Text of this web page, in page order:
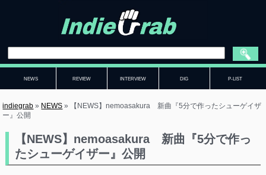
NEWS REVIEW INTERVIEW DIG P-LIST
indiegrab » NEWS »
【NEWS】nemoasakura 新曲『5分で作ったシューゲイザ
ー』公開
【NEWS】nemoasakura 新曲『5分で作っ
たシューゲイザー』公開